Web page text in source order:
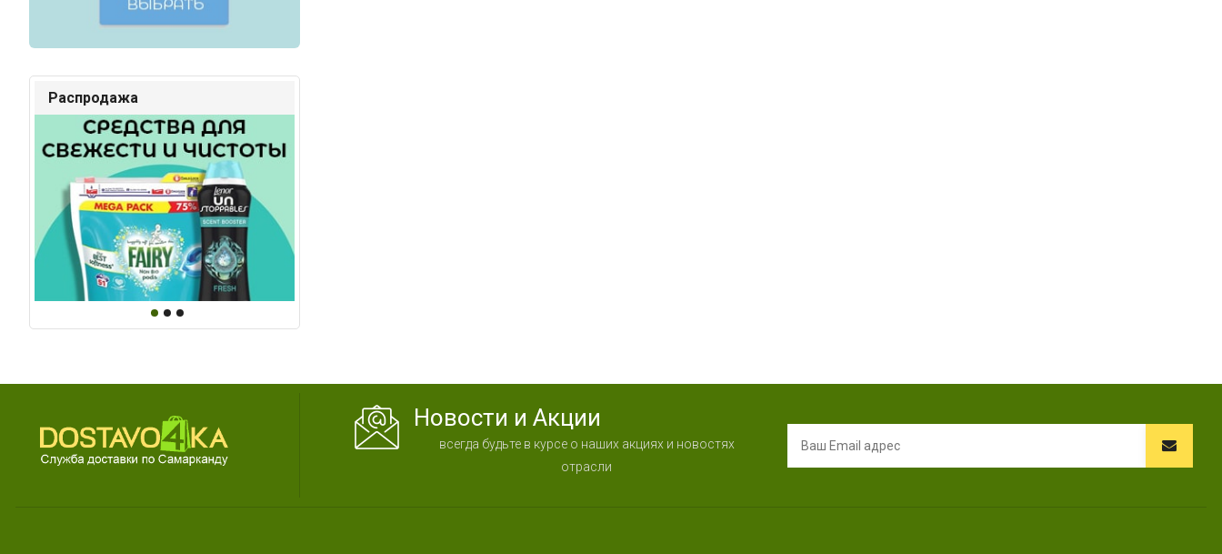
Распродажа
Новости и Акции
всегда будьте в курсе о наших акциях и новостях
отрасли